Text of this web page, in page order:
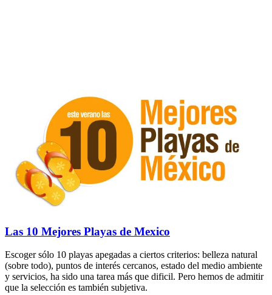
Las 10 Mejores Playas de Mexico
Escoger sólo 10 playas apegadas a ciertos criterios: belleza natural
(sobre todo), puntos de interés cercanos, estado del medio ambiente
y servicios, ha sido una tarea más que dificil. Pero hemos de admitir
que la selección es también subjetiva.